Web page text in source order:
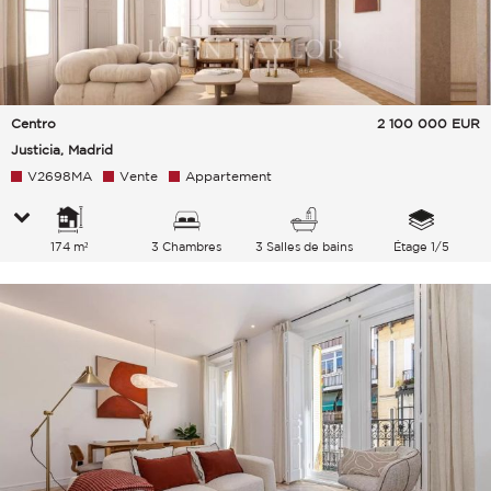
Centro
Justicia, Madrid
2 100 000 EUR
V2698MA Vente Appartement
174 m² 3 Chambres 3 Salles de bains Étage 1/5